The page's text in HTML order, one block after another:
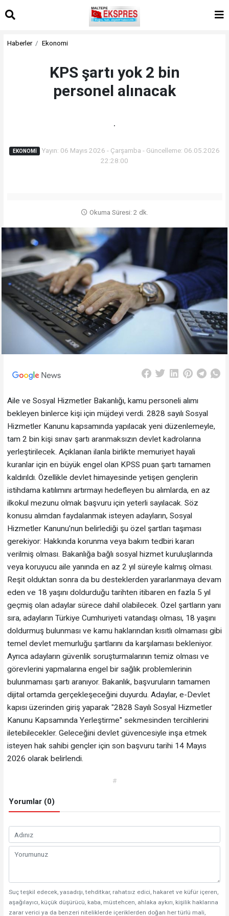
Haberler Ekonomi
KPS şartı yok 2 bin
personel alınacak
.
EKONOMI
Yayın: 06 Mayıs 2026 - Çarşamba - Güncelleme: 06.05.2026
22:28:00
Okuma Süresi: 2 dk.
Aile ve Sosyal Hizmetler Bakanlığı, kamu personeli alımı
bekleyen binlerce kişi için müjdeyi verdi. 2828 sayılı Sosyal
Hizmetler Kanunu kapsamında yapılacak yeni düzenlemeyle,
tam 2 bin kişi sınav şartı aranmaksızın devlet kadrolarına
yerleştirilecek. ‎​Açıklanan ilanla birlikte memuriyet hayali
kuranlar için en büyük engel olan KPSS puan şartı tamamen
kaldırıldı. Özellikle devlet himayesinde yetişen gençlerin
istihdama katılımını artırmayı hedefleyen bu alımlarda, en az
ilkokul mezunu olmak başvuru için yeterli sayılacak. ‎​Söz
konusu alımdan faydalanmak isteyen adayların, Sosyal
Hizmetler Kanunu’nun belirlediği şu özel şartları taşıması
gerekiyor: ‎​Hakkında korunma veya bakım tedbiri kararı
verilmiş olması. ‎​Bakanlığa bağlı sosyal hizmet kuruluşlarında
veya koruyucu aile yanında en az 2 yıl süreyle kalmış olması. ‎​
Reşit olduktan sonra da bu desteklerden yararlanmaya devam
eden ve 18 yaşını doldurduğu tarihten itibaren en fazla 5 yıl
geçmiş olan adaylar sürece dahil olabilecek. ‎​Özel şartların yanı
sıra, adayların Türkiye Cumhuriyeti vatandaşı olması, 18 yaşını
doldurmuş bulunması ve kamu haklarından kısıtlı olmaması gibi
temel devlet memurluğu şartlarını da karşılaması bekleniyor.
Ayrıca adayların güvenlik soruşturmalarının temiz olması ve
görevlerini yapmalarına engel bir sağlık problemlerinin
bulunmaması şartı aranıyor. ‎​ ‎​Bakanlık, başvuruların tamamen
dijital ortamda gerçekleşeceğini duyurdu. Adaylar, e-Devlet
kapısı üzerinden giriş yaparak "2828 Sayılı Sosyal Hizmetler
Kanunu Kapsamında Yerleştirme" sekmesinden tercihlerini
iletebilecekler. ‎​Geleceğini devlet güvencesiyle inşa etmek
isteyen hak sahibi gençler için son başvuru tarihi 14 Mayıs
2026 olarak belirlendi.
#
Yorumlar (0)
Suç teşkil edecek, yasadışı, tehditkar, rahatsız edici, hakaret ve küfür içeren,
aşağılayıcı, küçük düşürücü, kaba, müstehcen, ahlaka aykırı, kişilik haklarına
zarar verici ya da benzeri niteliklerde içeriklerden doğan her türlü mali,